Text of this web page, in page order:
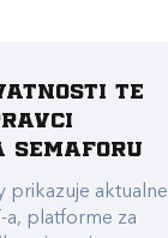
te
Semaforu
prikazuje aktualne
a, platforme za